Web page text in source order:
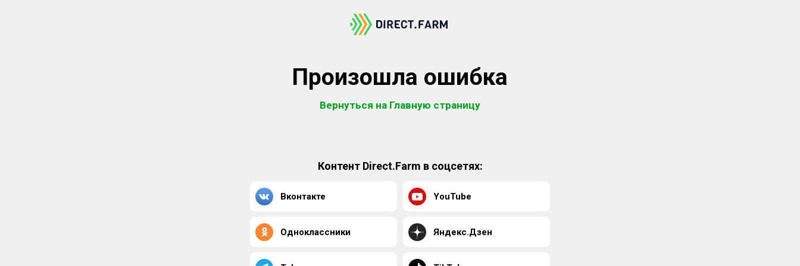
Произошла ошибка
Вернуться на Главную страницу
Контент Direct.Farm в соцсетях:
Вконтакте YouTube
Одноклассники Яндекс.Дзен